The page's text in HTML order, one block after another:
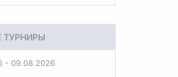
ТУРНИРЫ
- 09.08.2026